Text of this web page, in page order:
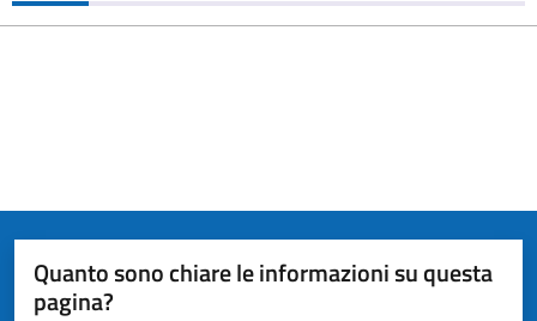
Quanto sono chiare le informazioni su questa
pagina?